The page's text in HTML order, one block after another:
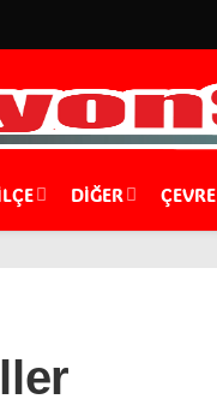
DIĞER ÇEVRE